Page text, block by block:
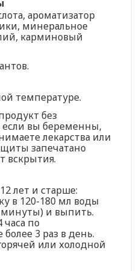
ароматизатор
минеральное
карминовый
температуре.
без
вы беременны,
лекарства или
запечатано
вскрытия.
лет и старше:
в 120-180 мл воды
минуты) и выпить.
часа по
3 раз в день.
или холодной